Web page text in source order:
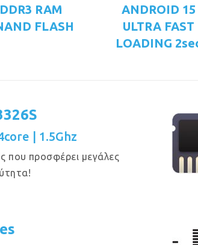
RAM
FLASH
ANDROID 15
ULTRA FAST
LOADING
| 1.5Ghz
που προσφέρει μεγάλες